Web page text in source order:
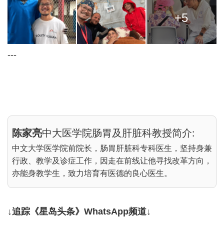
+5
---
陈家亮中大医学院肠胃及肝脏科教授简介:
中文大学医学院前院长，肠胃肝脏科专科医生，坚持身兼
行政、教学及诊症工作，因走在前线让他寻找改革方向，
亦能身教学生，致力培育有医德的良心医生。
↓追踪《星岛头条》WhatsApp频道↓